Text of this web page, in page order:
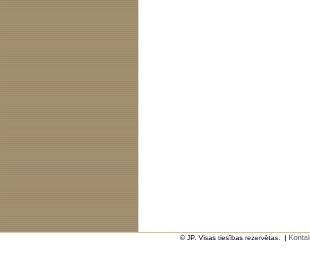
© JP. Visas tiesības rezervētas. |